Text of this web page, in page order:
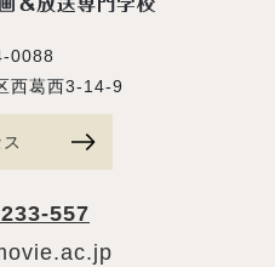
0088
西葛西3-14-9
557